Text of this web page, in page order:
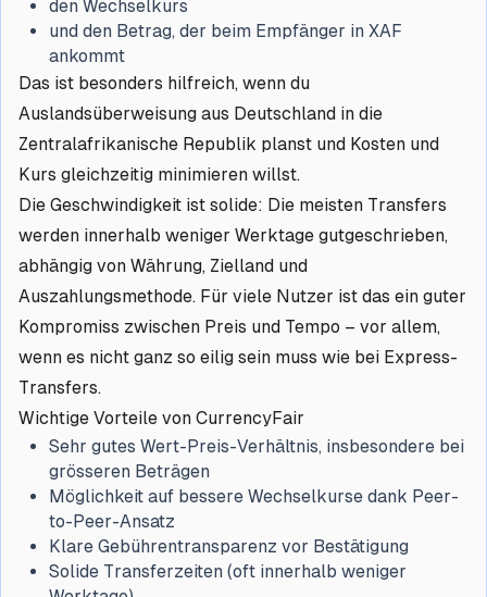
den Wechselkurs
und den Betrag, der beim Empfänger in XAF
ankommt
Das ist besonders hilfreich, wenn du
Auslandsüberweisung aus Deutschland in die
Zentralafrikanische Republik planst und Kosten und
Kurs gleichzeitig minimieren willst.
Die Geschwindigkeit ist solide: Die meisten Transfers
werden innerhalb weniger Werktage gutgeschrieben,
abhängig von Währung, Zielland und
Auszahlungsmethode. Für viele Nutzer ist das ein guter
Kompromiss zwischen Preis und Tempo – vor allem,
wenn es nicht ganz so eilig sein muss wie bei Express-
Transfers.
Wichtige Vorteile von CurrencyFair
Sehr gutes Wert-Preis-Verhältnis, insbesondere bei
grösseren Beträgen
Möglichkeit auf bessere Wechselkurse dank Peer-
to-Peer-Ansatz
Klare Gebührentransparenz vor Bestätigung
Solide Transferzeiten (oft innerhalb weniger